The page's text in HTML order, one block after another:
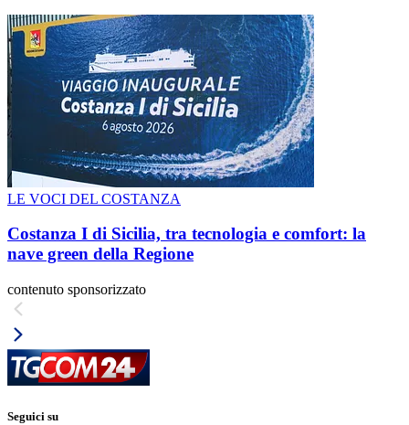
LE VOCI DEL COSTANZA
Costanza I di Sicilia, tra tecnologia e comfort: la
nave green della Regione
contenuto sponsorizzato
Seguici su